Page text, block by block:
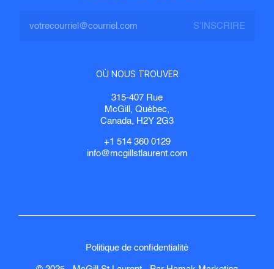
OÙ NOUS TROUVER
315-407 Rue
McGill, Québec,
Canada, H2Y 2G3
+1 514 360 0129
info@mcgillstlaurent.com
Politique de confidentialité